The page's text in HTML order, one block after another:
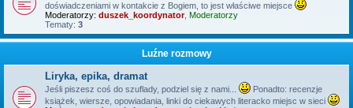
doświadczeniami w kontakcie z Bogiem, to jest właściwe miejsce
Moderatorzy: duszek_koordynator, Moderatorzy
Tematy: 3
Luźne rozmowy
Liryka, epika, dramat
Jeśli piszesz coś do szuflady, podziel się z nami...
Ponadto: recenzje
książek, wiersze, opowiadania, linki do ciekawych literacko miejsc w sieci